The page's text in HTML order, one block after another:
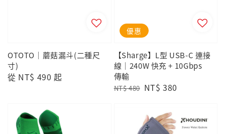
OTOTO｜蘑菇漏斗(二種尺
寸)
Regular
從 NT$ 490 起
優惠
【Sharge】L型 USB-C 連接
線｜240W 快充 + 10Gbps
傳輸
Regular
NT$ 480 Sale
NT$ 380